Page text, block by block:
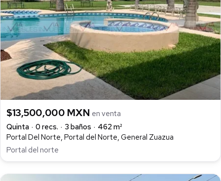
$13,500,000 MXN en venta
Quinta
0 recs. 3 baños
462 m²
Portal Del Norte, Portal del Norte, General Zuazua
Portal del norte